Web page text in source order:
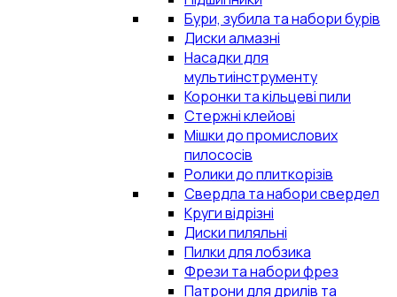
Бури, зубила та набори бурів
Диски алмазні
Насадки для
мультиінструменту
Коронки та кільцеві пили
Стержні клейові
Мішки до промислових
пилососів
Ролики до плиткорізів
Свердла та набори свердел
Круги відрізні
Диски пиляльні
Пилки для лобзика
Фрези та набори фрез
Патрони для дрилів та